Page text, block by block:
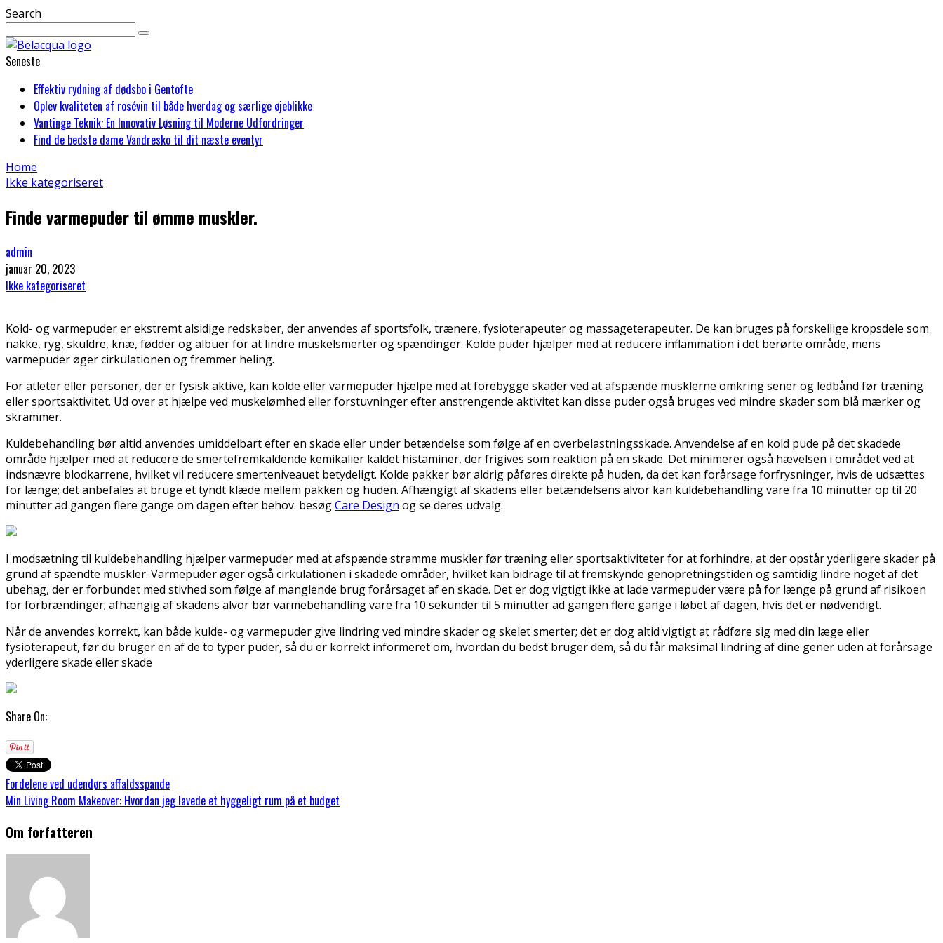
Search
Seneste
Effektiv rydning af dødsbo i Gentofte
Oplev kvaliteten af rosévin til både hverdag og særlige øjeblikke
Vantinge Teknik: En Innovativ Løsning til Moderne Udfordringer
Find de bedste dame Vandresko til dit næste eventyr
Home
Ikke kategoriseret
Finde varmepuder til ømme muskler.
admin
januar 20, 2023
Ikke kategoriseret
Kold- og varmepuder er ekstremt alsidige redskaber, der anvendes af sportsfolk, trænere, fysioterapeuter og massageterapeuter. De kan bruges på forskellige kropsdele som
nakke, ryg, skuldre, knæ, fødder og albuer for at lindre muskelsmerter og spændinger. Kolde puder hjælper med at reducere inflammation i det berørte område, mens
varmepuder øger cirkulationen og fremmer heling.
For atleter eller personer, der er fysisk aktive, kan kolde eller varmepuder hjælpe med at forebygge skader ved at afspænde musklerne omkring sener og ledbånd før træning
eller sportsaktivitet. Ud over at hjælpe ved muskelømhed eller forstuvninger efter anstrengende aktivitet kan disse puder også bruges ved mindre skader som blå mærker og
skrammer.
Kuldebehandling bør altid anvendes umiddelbart efter en skade eller under betændelse som følge af en overbelastningsskade. Anvendelse af en kold pude på det skadede
område hjælper med at reducere de smertefremkaldende kemikalier kaldet histaminer, der frigives som reaktion på en skade. Det minimerer også hævelsen i området ved at
indsnævre blodkarrene, hvilket vil reducere smerteniveauet betydeligt. Kolde pakker bør aldrig påføres direkte på huden, da det kan forårsage forfrysninger, hvis de udsættes
for længe; det anbefales at bruge et tyndt klæde mellem pakken og huden. Afhængigt af skadens eller betændelsens alvor kan kuldebehandling vare fra 10 minutter op til 20
minutter ad gangen flere gange om dagen efter behov. besøgCare Design og se deres udvalg.
I modsætning til kuldebehandling hjælper varmepuder med at afspænde stramme muskler før træning eller sportsaktiviteter for at forhindre, at der opstår yderligere skader på
grund af spændte muskler. Varmepuder øger også cirkulationen i skadede områder, hvilket kan bidrage til at fremskynde genopretningstiden og samtidig lindre noget af det
ubehag, der er forbundet med stivhed som følge af manglende brug forårsaget af en skade. Det er dog vigtigt ikke at lade varmepuder være på for længe på grund af risikoen
for forbrændinger; afhængig af skadens alvor bør varmebehandling vare fra 10 sekunder til 5 minutter ad gangen flere gange i løbet af dagen, hvis det er nødvendigt.
Når de anvendes korrekt, kan både kulde- og varmepuder give lindring ved mindre skader og skelet smerter; det er dog altid vigtigt at rådføre sig med din læge eller
fysioterapeut, før du bruger en af de to typer puder, så du er korrekt informeret om, hvordan du bedst bruger dem, så du får maksimal lindring af dine gener uden at forårsage
yderligere skade eller skade
Share On:
Fordelene ved udendørs affaldsspande
Min Living Room Makeover: Hvordan jeg lavede et hyggeligt rum på et budget
Om forfatteren